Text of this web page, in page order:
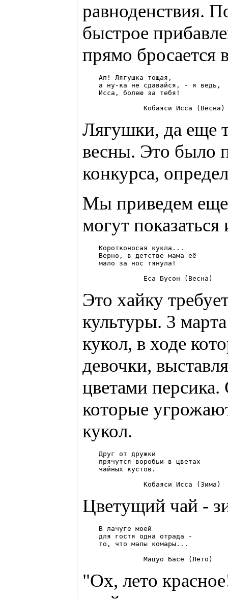
равноденствия.
быстрое
прямо бросается
    Ап! Лягушка тощая,
    а ну-ка не сдавайся, - я ведь,
    Исса, болею за тебя!
Лягушки, да еще
весны. Это было
конкурса,
Мы приведем еще
могут
    Коротконосая кукла...
    Верно, в детстве мама её
    мало за нос тянула!
Это хайку
культуры. 3
кукол, в ходе
девочки,
цветами персика.
которые
кукол.
    Друг от дружки
    прячутся воробьи в цветах
    чайных кустов.
Цветущий чай -
    В лачуге моей
    для гостя одна отрада -
    то, что малы комары...
"Ох, лето